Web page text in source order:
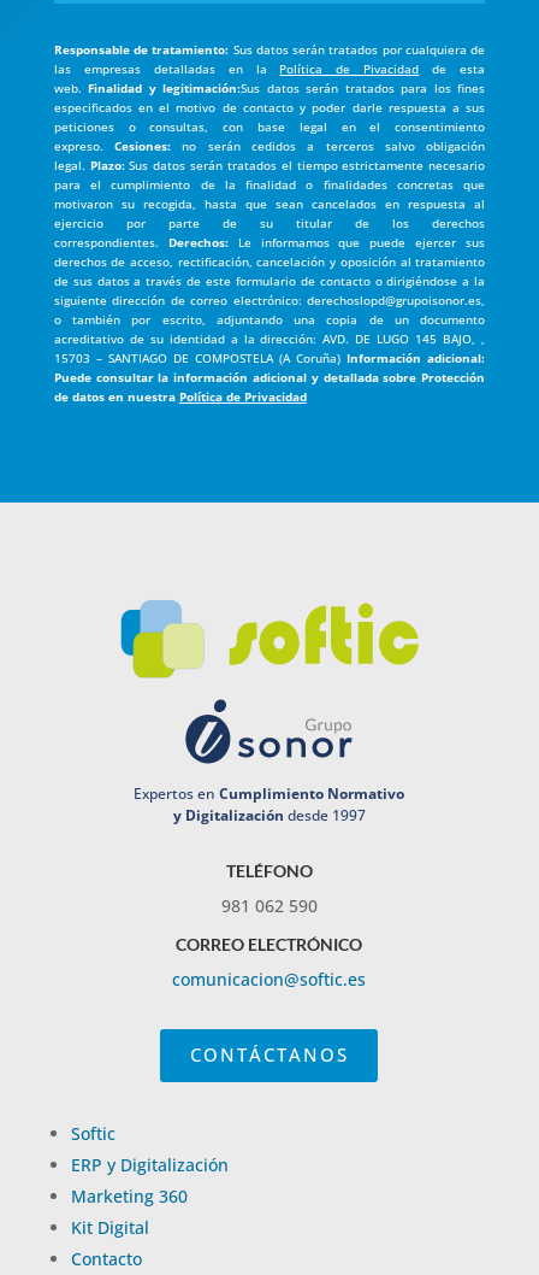
Responsable de tratamiento: Sus datos serán tratados por cualquiera de
las empresas detalladas en la Política de Pivacidad de esta
web. Finalidad y legitimación:Sus datos serán tratados para los fines
especificados en el motivo de contacto y poder darle respuesta a sus
peticiones o consultas, con base legal en el consentimiento
expreso.
Cesiones: no serán cedidos a terceros salvo obligación
legal. Plazo:Sus datos serán tratados el tiempo estrictamente necesario
para el cumplimiento de la finalidad o finalidades concretas que
motivaron su recogida, hasta que sean cancelados en respuesta al
ejercicio por parte de su titular de los derechos
correspondientes.
Derechos:Le informamos que puede ejercer sus
derechos de acceso, rectificación, cancelación y oposición al tratamiento
de sus datos a través de este formulario de contacto o dirigiéndose a la
siguiente dirección de correo electrónico: derechoslopd@grupoisonor.es,
o también por escrito, adjuntando una copia de un documento
acreditativo de su identidad a la dirección: AVD. DE LUGO 145 BAJO, ,
15703 – SANTIAGO DE COMPOSTELA (A Coruña) Información adicional:
Puede consultar la información adicional y detallada sobre Protección
de datos en nuestra Política de Privacidad
Expertos enCumplimiento Normativo
y Digitalización desde 1997
TELÉFONO
981 062 590
CORREO ELECTRÓNICO
comunicacion@softic.es
CONTÁCTANOS
Softic
ERP y Digitalización
Marketing 360
Kit Digital
Contacto